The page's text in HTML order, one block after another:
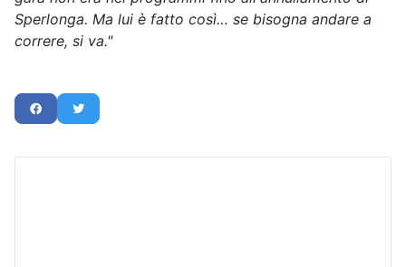
Sperlonga. Ma lui è fatto così… se bisogna andare a
correre, si va."